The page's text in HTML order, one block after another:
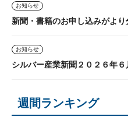
お知らせ
新聞・書籍のお申し込みがより
お知らせ
シルバー産業新聞２０２６年６
週間ランキング